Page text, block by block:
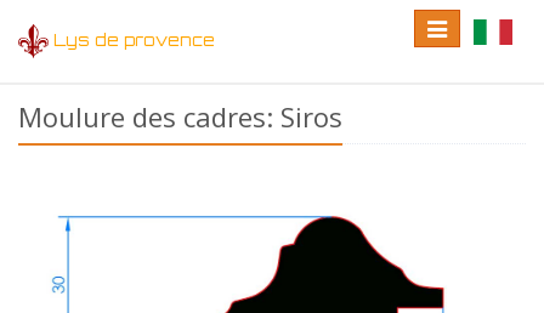
Lys de provence
language
Toggle
navigation
Moulure des cadres: Siros